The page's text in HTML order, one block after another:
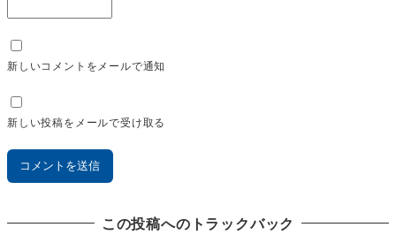
新しいコメントをメールで通知
新しい投稿をメールで受け取る
この投稿へのトラックバック